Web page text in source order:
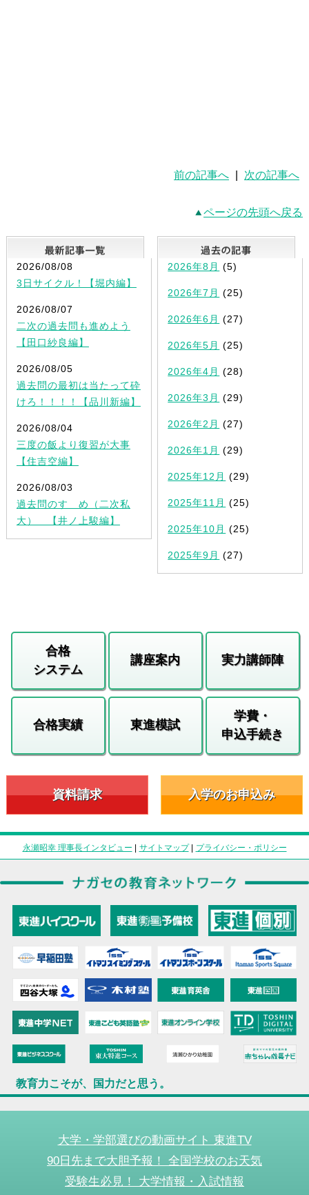
前の記事へ 次の記事へ
ページの先頭へ戻る
最新記事一覧
2026/08/08
3日サイクル！【堀内編】
2026/08/07
二次の過去問も進めよう
【田口紗良編】
2026/08/05
過去問の最初は当たって砕
けろ！！！！【品川新編】
2026/08/04
三度の飯より復習が大事
【住吉空編】
2026/08/03
過去問のすゝめ（二次私
大） 【井ノ上駿編】
2026年8月 (5)
2026年7月 (25)
2026年6月 (27)
2026年5月 (25)
2026年4月 (28)
2026年3月 (29)
2026年2月 (27)
2026年1月 (29)
2025年12月 (29)
2025年11月 (25)
2025年10月 (25)
2025年9月 (27)
合格
システム
講座案内 実力講師陣
合格実績 東進模試
学費・
申込手続き
資料請求 入学のお申込み
永瀬昭幸 理事長インタビュー | サイトマップ| プライバシー・ポリシー
教育力こそが、国力だと思う。
大学・学部選びの動画サイト 東進TV
90日先まで大胆予報！ 全国学校のお天気
受験生必見！ 大学情報・入試情報